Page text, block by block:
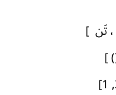
تَن ]
]